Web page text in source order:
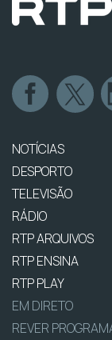
NOTÍCIAS
DESPORTO
TELEVISÃO
RÁDIO
RTP ARQUIVOS
RTP ENSINA
RTP PLAY
EM DIRETO
REVER